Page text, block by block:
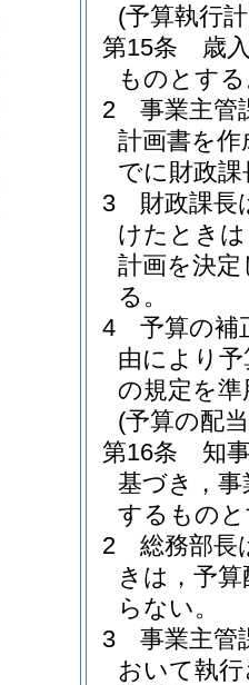
(予算執行
第15条
歳
ものとす
2
事業主管
計画書を
でに財政
3
財政課長
けたとき
計画を決
る。
4
予算の補
由により
の規定を
(予算の配
第16条
知
基づき，
するもの
2
総務部長
きは，予
らない。
3
事業主管
おいて執